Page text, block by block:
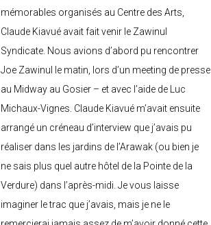
mémorables organisés au Centre des Arts,
Claude Kiavué avait fait venir le Zawinul
Syndicate. Nous avions d’abord pu rencontrer
Joe Zawinul le matin, lors d’un meeting de presse
au Midway au Gosier – et avec l’aide de Luc
Michaux-Vignes. Claude Kiavué m’avait ensuite
arrangé un créneau d’interview que j’avais pu
réaliser dans les jardins de l’Arawak (ou bien je
ne sais plus quel autre hôtel de la Pointe de la
Verdure) dans l’après-midi. Je vous laisse
imaginer le trac que j’avais, mais je ne le